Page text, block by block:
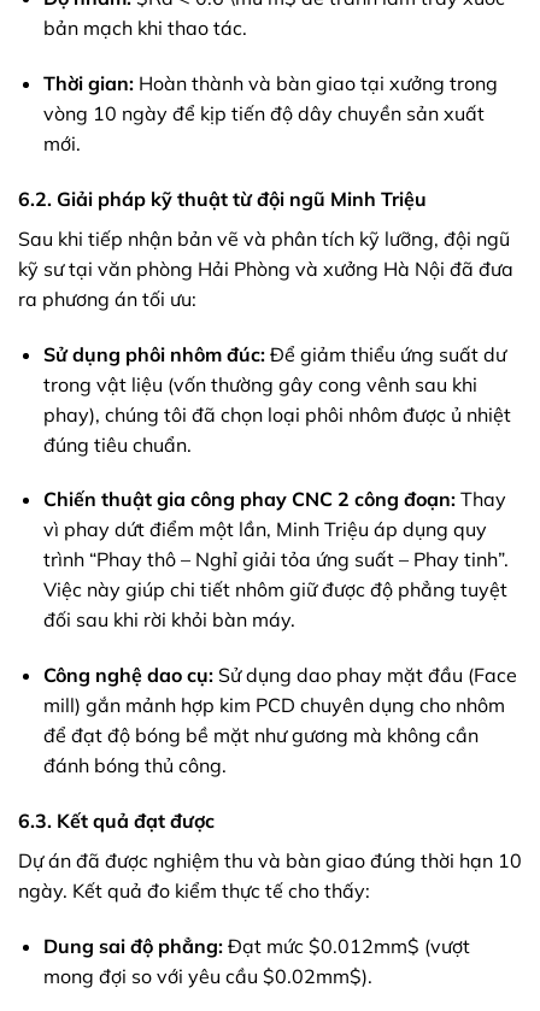
bản mạch khi thao tác.
Thời gian:Hoàn thành và bàn giao tại xưởng trong
vòng 10 ngày để kịp tiến độ dây chuyền sản xuất
mới.
6.2. Giải pháp kỹ thuật từ đội ngũ Minh Triệu
Sau khi tiếp nhận bản vẽ và phân tích kỹ lưỡng, đội ngũ
kỹ sư tại văn phòng Hải Phòng và xưởng Hà Nội đã đưa
ra phương án tối ưu:
Sử dụng phôi nhôm đúc:Để giảm thiểu ứng suất dư
trong vật liệu (vốn thường gây cong vênh sau khi
phay), chúng tôi đã chọn loại phôi nhôm được ủ nhiệt
đúng tiêu chuẩn.
Chiến thuật gia công phay CNC 2 công đoạn:Thay
vì phay dứt điểm một lần, Minh Triệu áp dụng quy
trình “Phay thô – Nghỉ giải tỏa ứng suất – Phay tinh”.
Việc này giúp chi tiết nhôm giữ được độ phẳng tuyệt
đối sau khi rời khỏi bàn máy.
Công nghệ dao cụ:Sử dụng dao phay mặt đầu (Face
mill) gắn mảnh hợp kim PCD chuyên dụng cho nhôm
để đạt độ bóng bề mặt như gương mà không cần
đánh bóng thủ công.
6.3. Kết quả đạt được
Dự án đã được nghiệm thu và bàn giao đúng thời hạn 10
ngày. Kết quả đo kiểm thực tế cho thấy:
Dung sai độ phẳng:Đạt mức $0.012mm$ (vượt
mong đợi so với yêu cầu $0.02mm$).